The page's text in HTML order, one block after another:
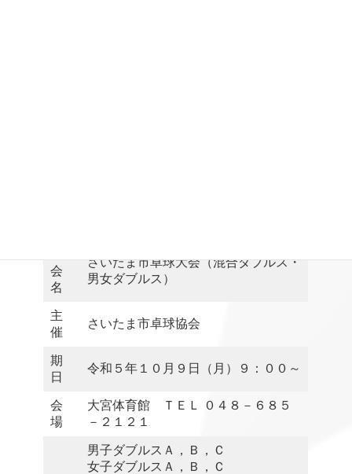
会
名
さいたま市卓球大会（混合ダブルス・
男女ダブルス）
主
催
さいたま市卓球協会
期
日
令和５年１０月９日（月）９：００～
会
場
大宮体育館 ＴＥＬ ０４８－６８５
－２１２１
男子ダブルスＡ，Ｂ，Ｃ
女子ダブルスＡ，Ｂ，Ｃ